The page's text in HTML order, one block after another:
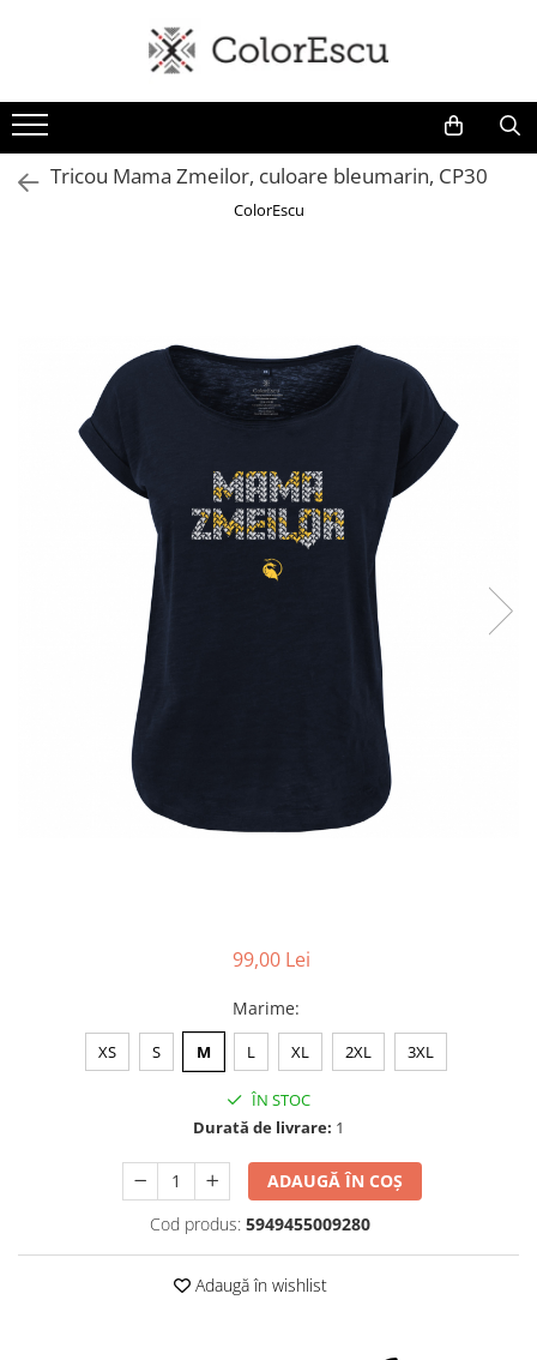
Toate produsele
Tricouri
Tricouri bărbați
Tricouri damă
Bluze si hanorace bărbați
Bluze si hanorace damă
Bluze de trening | Bluze tehnice
Simboluri tradiționale
Tricouri cu mesaje de bine
Tricouri de poveste
Tricou Mama Zmeilor, culoare bleumarin, CP30
ColorEscu
99,00 Lei
Marime:
XS S M L XL 2XL 3XL
ÎN STOC
Durată de livrare: 1
ADAUGĂ ÎN COȘ
Cod produs: 5949455009280
Adaugă în wishlist